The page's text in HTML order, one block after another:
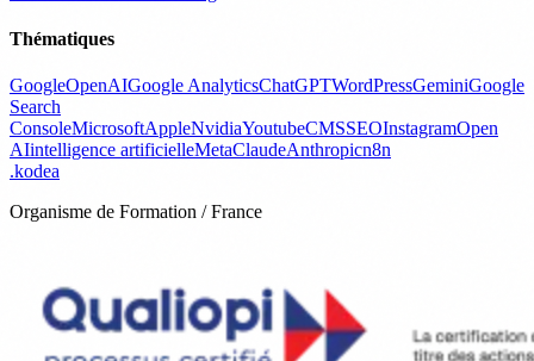
Thématiques
GoogleOpenAIGoogle AnalyticsChatGPTWordPressGeminiGoogle
Search
ConsoleMicrosoftAppleNvidiaYoutubeCMSSEOInstagramOpen
AIintelligence artificielleMetaClaudeAnthropicn8n
.kodea
Organisme de Formation / France